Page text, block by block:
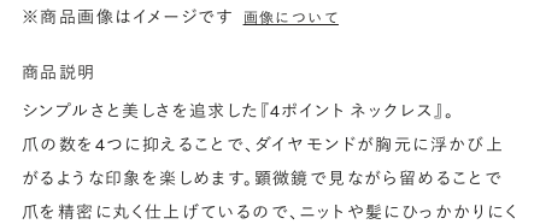
※商品画像はイメージです 画像について
商品説明
シンプルさと美しさを追求した『4ポイント ネックレス』。
爪の数を4つに抑えることで、ダイヤモンドが胸元に浮かび上
がるような印象を楽しめます。顕微鏡で見ながら留めることで
爪を精密に丸く仕上げているので、ニットや髪にひっかかりにく